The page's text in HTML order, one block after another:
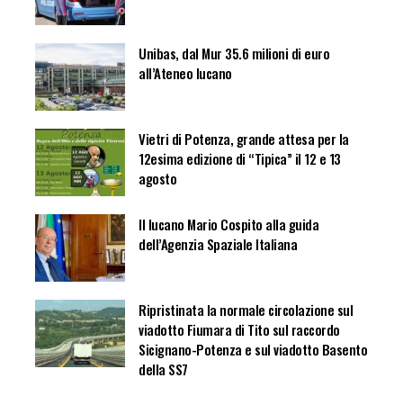
Unibas, dal Mur 35.6 milioni di euro
all’Ateneo lucano
Vietri di Potenza, grande attesa per la
12esima edizione di “Tipica” il 12 e 13
agosto
Il lucano Mario Cospito alla guida
dell’Agenzia Spaziale Italiana
Ripristinata la normale circolazione sul
viadotto Fiumara di Tito sul raccordo
Sicignano-Potenza e sul viadotto Basento
della SS7